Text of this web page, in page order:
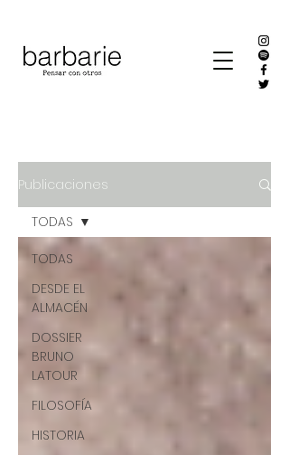
Publicaciones
TODAS
DESDE EL
ALMACÉN
DOSSIER
BRUNO
LATOUR
FILOSOFÍA
HISTORIA
TODAS